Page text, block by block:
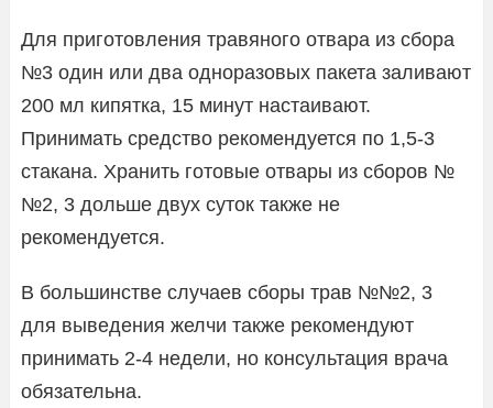
Для приготовления травяного отвара из сбора
№3 один или два одноразовых пакета заливают
200 мл кипятка, 15 минут настаивают.
Принимать средство рекомендуется по 1,5-3
стакана. Хранить готовые отвары из сборов №
№2, 3 дольше двух суток также не
рекомендуется.
В большинстве случаев сборы трав №№2, 3
для выведения желчи также рекомендуют
принимать 2-4 недели, но консультация врача
обязательна.